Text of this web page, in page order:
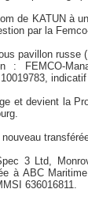
de KATUN à
par la
pavillon
: FEMCO-
et devient la
3 Ltd,
à ABC
636016811.